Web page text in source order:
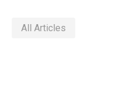
All Articles